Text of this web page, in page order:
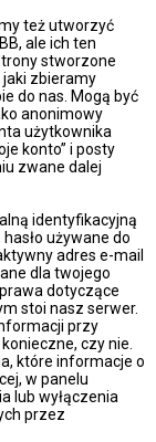
też utworzyć
ale ich ten
stworzone
jaki zbieramy
do nas. Mogą być
anonimowy
użytkownika
konto” i posty
zwane dalej
identyfikacyjną
używane do
adres e-mail
dla twojego
dotyczące
stoi nasz serwer.
przy
czy nie.
które informacje o
w panelu
lub wyłączenia
przez